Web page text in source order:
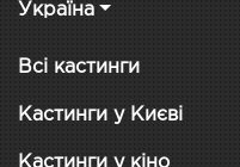
Україна
Всі кастинги
Кастинги у Києві
Кастинги у кіно